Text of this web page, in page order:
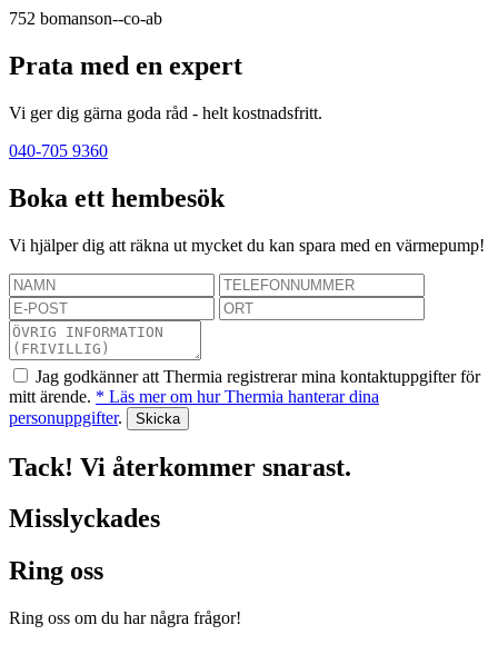
752 bomanson--co-ab
Prata med en expert
Vi ger dig gärna goda råd - helt kostnadsfritt.
040-705 9360
Boka ett hembesök
Vi hjälper dig att räkna ut mycket du kan spara med en värmepump!
Jag godkänner att Thermia registrerar mina kontaktuppgifter för
mitt ärende. * Läs mer om hur Thermia hanterar dina
personuppgifter.
Tack! Vi återkommer snarast.
Misslyckades
Ring oss
Ring oss om du har några frågor!